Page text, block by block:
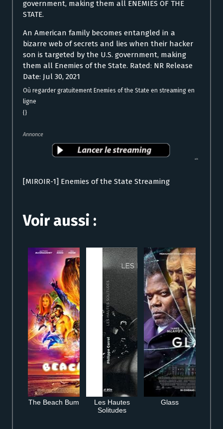
government, making them all ENEMIES OF THE
STATE.
An American family becomes entangled in a
bizarre web of secrets and lies when their hacker
son is targeted by the U.S. government, making
them all Enemies of the State. Rated: NR Release
Date: Jul 30, 2021
Où regarder gratuitement Enemies of the State en streaming en
ligne
{}
Annonce
[MIROIR-1] Enemies of the State Streaming
Voir aussi :
The Beach Bum
Les Hautes
Solitudes
Glass